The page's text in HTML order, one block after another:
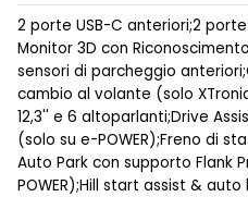
2 porte USB-C anteriori;2
Monitor 3D con
sensori di parcheggio
cambio al volante (solo
12,3'' e 6 altoparlanti;Drive
(solo su e-POWER);Freno di
Auto Park con supporto Flank
POWER);Hill start assist &